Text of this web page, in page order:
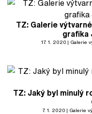
TZ: Galerie
grafika
17. 1. 2020 Galerie
TZ: Jaký byl minulý
7. 1. 2020 Galerie